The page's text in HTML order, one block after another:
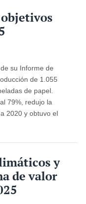
su Informe de
de 1.055
de papel.
79%, redujo la
2020 y obtuvo el
y
de valor